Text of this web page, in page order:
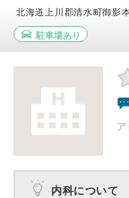
北海道上川郡清水町御影
駐車場あり
内科について